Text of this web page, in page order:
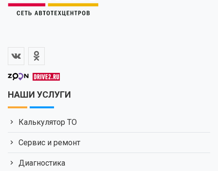
НАШИ УСЛУГИ
Калькулятор ТО
Сервис и ремонт
Диагностика